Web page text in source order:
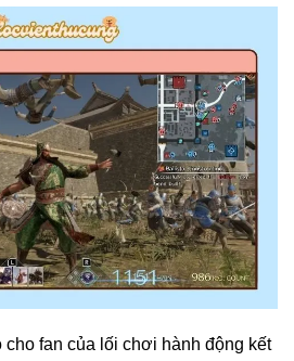
cho fan của lối chơi hành động kết